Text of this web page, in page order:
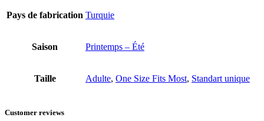
Pays de fabrication Turquie
Saison Printemps – Été
Taille Adulte, One Size Fits Most, Standart unique
Customer reviews